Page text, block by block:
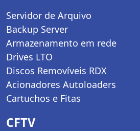
Servidor de Arquivo
Backup Server
Armazenamento em rede
Drives LTO
Discos Removíveis RDX
Acionadores Autoloaders
Cartuchos e Fitas
CFTV